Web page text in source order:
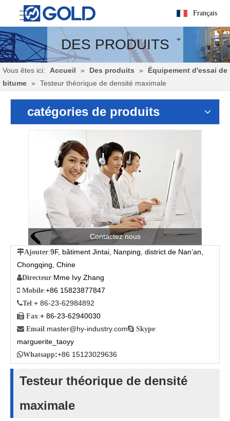
Français
DES PRODUITS
Vous êtes ici: Accueil » Des produits »
Équipement d'essai de
bitume » Testeur théorique de densité maximale
catégories de produits
Contactez nous
Ajouter:9F, bâtiment Jintai, Nanping, district de Nan’an,
Chongqing, Chine
Directeur:Mme Ivy Zhang
 Mobile:+86 15823877847
Tel :+ 86-23-62984892
 Fax:+ 86-23-62940030
 Email :master@hy-industry.com Skype:
marguerite_taoyy
Whatsapp:+86 15123029636
Testeur théorique de densité
maximale